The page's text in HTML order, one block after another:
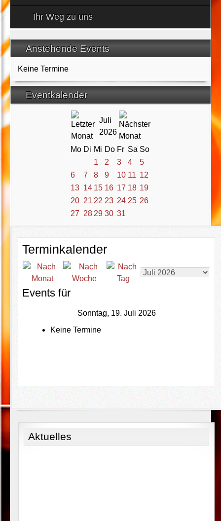
Ihr Weg zu uns
Anstehende Events
Keine Termine
Eventkalender
Juli
2026
Mo Di Mi Do Fr Sa So
1
2 3 4
5
6
7 8 9 10 11 12
13 14 15 16 17 18 19
20 21 22 23 24 25 26
27 28 29 30 31
Terminkalender
Events für
Sonntag, 19. Juli 2026
Keine Termine
Aktuelles